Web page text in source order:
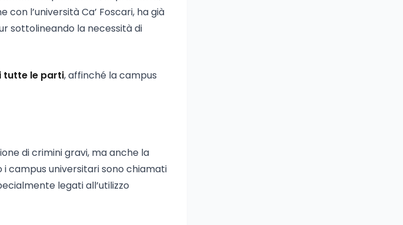
l’università Ca’ Foscari, ha già
sottolineando la necessità di
tutte le parti, affinché la campus
di crimini gravi, ma anche la
i campus universitari sono chiamati
legati all’utilizzo